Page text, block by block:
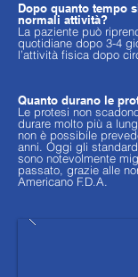
Dopo quanto tempo
normali attività?
La paziente può
quotidiane dopo 3-4
l’attività fisica dopo
Quanto durano le
Le protesi non
durare molto più a
non è possibile
anni. Oggi gli
sono notevolmente
passato, grazie alle
Americano F.D.A.